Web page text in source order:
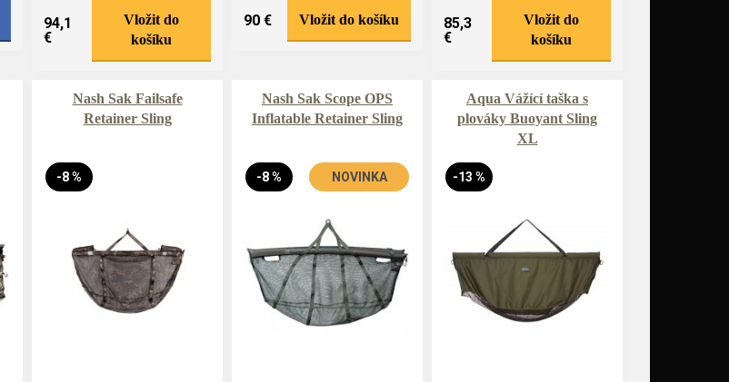
94,1
€
Vložit do
košíku
90 € Vložit do košíku
85,3
€
Vložit do
košíku
Nash Sak Failsafe
Retainer Sling
-8 %
Nash Sak Scope OPS
Inflatable Retainer Sling
-8 % NOVINKA
Aqua Vážící taška s
plováky Buoyant Sling
XL
-13 %